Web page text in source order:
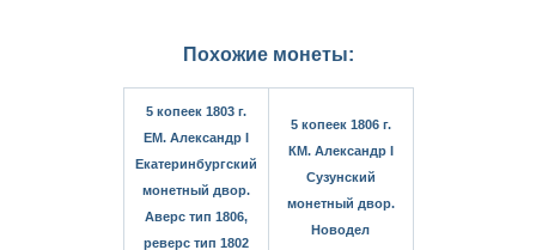
Похожие монеты:
5 копеек 1803 г.
ЕМ. Александр I
Екатеринбургский
монетный двор.
Аверс тип 1806,
реверс тип 1802
5 копеек 1806 г.
КМ. Александр I
Сузунский
монетный двор.
Новодел